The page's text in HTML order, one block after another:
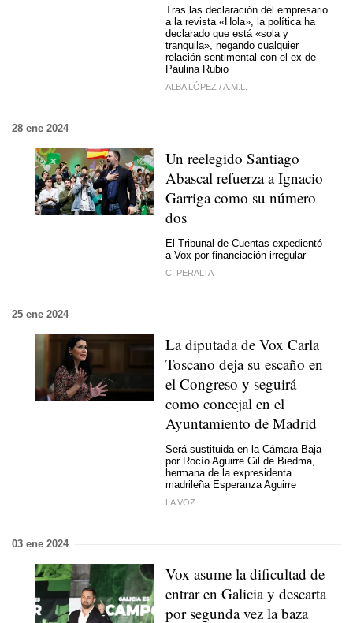
Tras las declaración del empresario
a la revista «Hola», la política ha
declarado que está «sola y
tranquila», negando cualquier
relación sentimental con el ex de
Paulina Rubio
ALBA LÓPEZ /A.M.L.
28 ene 2024
Un reelegido Santiago
Abascal refuerza a Ignacio
Garriga como su número
dos
El Tribunal de Cuentas expedientó
a Vox por financiación irregular
C. PERALTA
25 ene 2024
La diputada de Vox Carla
Toscano deja su escaño en
el Congreso y seguirá
como concejal en el
Ayuntamiento de Madrid
Será sustituida en la Cámara Baja
por Rocío Aguirre Gil de Biedma,
hermana de la expresidenta
madrileña Esperanza Aguirre
LA VOZ
03 ene 2024
Vox asume la dificultad de
entrar en Galicia y descarta
por segunda vez la baza